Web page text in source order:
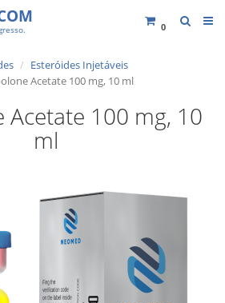
0
Esteróides Injetáveis
Acetate 100 mg, 10 ml
100 mg, 10
ml